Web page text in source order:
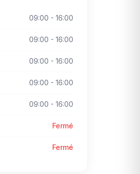
09:00 - 16:00
09:00 - 16:00
09:00 - 16:00
09:00 - 16:00
09:00 - 16:00
Fermé
Fermé